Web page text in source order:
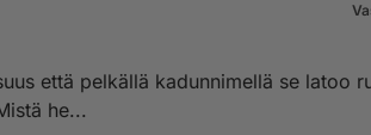
että pelkällä kadunnimellä se latoo
Mistä he...